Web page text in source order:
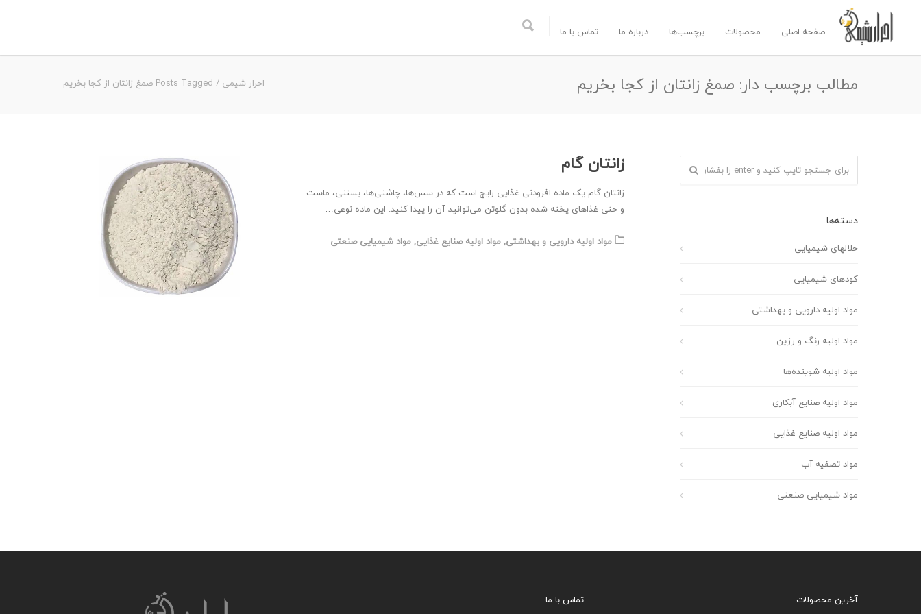
صفحه اصلی محصولات برچسب‌ها درباره ما تماس با ما
مطالب برچسب دار: صمغ زانتان از کجا بخریم احرار شیمی / Posts Tagged صمغ زانتان از کجا بخریم
زانتان گام
زانتان گام یک ماده افزودنی غذایی رایج است که در سس‌ها، چاشنی‌ها، بستنی، ماست
و حتی غذاهای پخته شده بدون گلوتن می‌توانید آن را پیدا کنید. این ماده نوعی…
مواد اولیه دارویی و بهداشتی,مواد اولیه صنایع غذایی,مواد شیمیایی صنعتی
دسته‌ها
حلالهای شیمیایی
کودهای شیمیایی
مواد اولیه دارویی و بهداشتی
مواد اولیه رنگ و رزین
مواد اولیه شوینده‌ها
مواد اولیه صنایع آبکاری
مواد اولیه صنایع غذایی
مواد تصفیه آب
مواد شیمیایی صنعتی
آخرین محصولات تماس با ما